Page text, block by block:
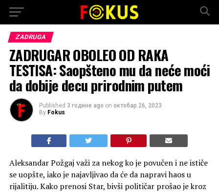
ZADRUGA
ZADRUGAR OBOLEO OD RAKA
TESTISA: Saopšteno mu da neće moći
da dobije decu prirodnim putem
Published 3 године ago on октобар 26, 2023
By Fokus
Aleksandar Požgaj važi za nekog ko je povučen i ne ističe
se uopšte, iako je najavljivao da će da napravi haos u
rijalitiju. Kako prenosi Star, bivši političar prošao je kroz